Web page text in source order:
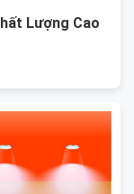
Lượng Cao